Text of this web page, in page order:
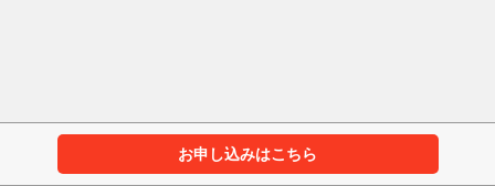
お申し込みはこちら